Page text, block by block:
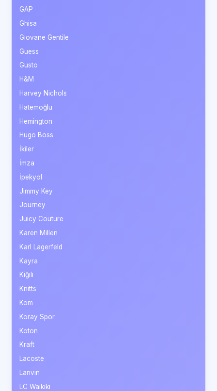
GAP
Ghisa
Giovane Gentile
Guess
Gusto
H&M
Harvey Nichols
Hatemoğlu
Hemington
Hugo Boss
İkiler
İmza
İpekyol
Jimmy Key
Journey
Juicy Couture
Karen Millen
Karl Lagerfeld
Kayra
Kiğılı
Knitts
Kom
Koray Spor
Koton
Kraft
Lacoste
Lanvin
LC Waikiki